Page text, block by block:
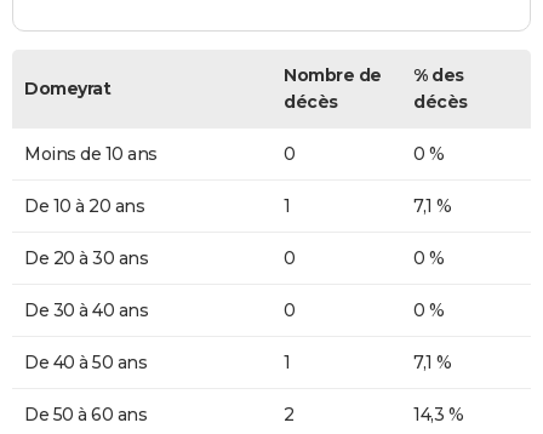
Domeyrat
Nombre de
décès
% des
décès
Moins de 10 ans 0 0 %
De 10 à 20 ans 1 7,1 %
De 20 à 30 ans 0 0 %
De 30 à 40 ans 0 0 %
De 40 à 50 ans 1 7,1 %
De 50 à 60 ans 2 14,3 %